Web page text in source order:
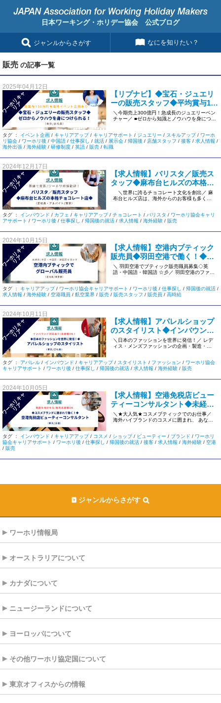
日本ワーキング・ホリデー協会 公式ブログ
ジャンルからさがす なにを知りたい？
販売 の記事一覧
2025年04月12日
ワ
ー
ホ
リ
キ
ャ
リ
ア
【リプナビ】◆宝石・ジュエリ
ーの販売スタッフ◆平均賞与130
万円★海外販売イベントあり＜
正社員/東京＞p213075
＼今期売上300億円！急成長のジュエリーベン
チャー／ ■ゼロから知識とノウハウを身につけ
タグ ： イベント企画 / キャリアアップ/ キャリアサポート / ジュエリー / スキルアップ/ ワーホ
リ協会 / ワーホリ後 / 中国語 / 仕事探し / 就活 / 展示会 / 帰国後 / 店舗スタッフ / 接客 / 求人情報 /
海外出張 / 海外経験 / 研修制度 / 英語 / 販売 / 転職
2024年12月17日
ワ
ー
ホ
リ
キ
ャ
リ
ア
【求人情報】バリスタ／販売ス
タッフ◆麻布台ヒルズの本格チ
ョコレート店◆英語対応＜東京/
正社員/アルバイト＞#1076
＼世界に誇るチョコレート文化を創出／ 麻
布台ヒルズ店は、海外からのお客様も多く来
タグ ： インバウンド / カフェ / キャリアアップ/ チョコレート / バリスタ / ワーホリ協会キャリ
アサポート / ワーホリ後 / 仕事探し / 帰国後の就活 / 求人情報 / 海外経験 / 販売
2024年10月15日
ワ
ー
ホ
リ
キ
ャ
リ
ア
【求人情報】空港内ブティック
販売員◆羽田空港で働く！◆高時
給＜東京/派遣社員＞#839
＼ 羽田空港でブティック販売職員募集◇英
語・中国語・韓国語 ☆彡／ 羽田空港のファッ
タグ ： キャリアアップ/ ワーホリ協会キャリアサポート / ワーホリ後 / 仕事探し / 帰国後の就活 /
求人情報 / 海外経験 / 空港職員 / 航空業界 / 販売 / 販売スタッフ / 販売員 / 高時給
2024年10月11日
ワ
ー
ホ
リ
キ
ャ
リ
ア
【求人情報】アパレルショップ
のスタイリスト◆インバウンド
対応◆未経験OK＜東京/正社員＞
#798
＼日本のファッションを世界に発信！／ レデ
ィス・メンズファッションの企画・製造・販
タグ ： アパレル / インバウンド / キャリアアップ/ スタイリスト / ファッション / ワーホリ協会
キャリアサポート / ワーホリ後 / 仕事探し / 帰国後の就活 / 求人情報 / 海外経験 / 販売
2024年10月05日
ワ
ー
ホ
リ
キ
ャ
リ
ア
【求人情報】空港免税店ビュー
ティーコンサルタント◆未経験
ＯＫ！＜東京＞#752
＼★大人気★コスメブティックでのお仕事／
海外ハイブランドのコスメに囲まれ、 あなた
タグ ： インバウンド / キャリアアップ/ コスメ / ショップ/ ビューティー / ブランド / ワーホリ
協会キャリアサポート / ワーホリ後 / 仕事探し / 帰国後の就活 / 接客 / 求人情報 / 海外経験 / 空港
/ 販売
ジャンルからさがす
ワーホリ情報局
オーストラリアについて
カナダについて
ニュージーランドについて
ヨーロッパについて
その他ワーホリ協定国について
東京オフィスからの情報